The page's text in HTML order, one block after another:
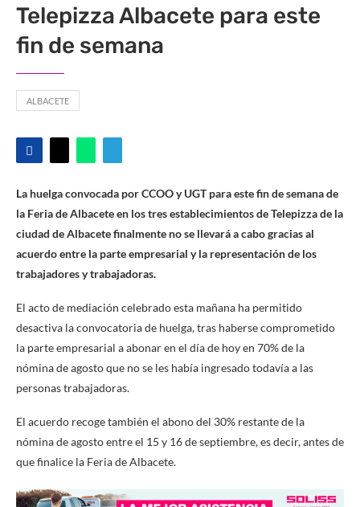
Telepizza Albacete para este
fin de semana
ALBACETE
La huelga convocada por CCOO y UGT para este fin de semana de
la Feria de Albacete en los tres establecimientos de Telepizza de la
ciudad de Albacete finalmente no se llevará a cabo gracias al
acuerdo entre la parte empresarial y la representación de los
trabajadores y trabajadoras.
El acto de mediación celebrado esta mañana ha permitido
desactiva la convocatoria de huelga, tras haberse comprometido
la parte empresarial a abonar en el día de hoy en 70% de la
nómina de agosto que no se les había ingresado todavía a las
personas trabajadoras.
El acuerdo recoge también el abono del 30% restante de la
nómina de agosto entre el 15 y 16 de septiembre, es decir, antes de
que finalice la Feria de Albacete.